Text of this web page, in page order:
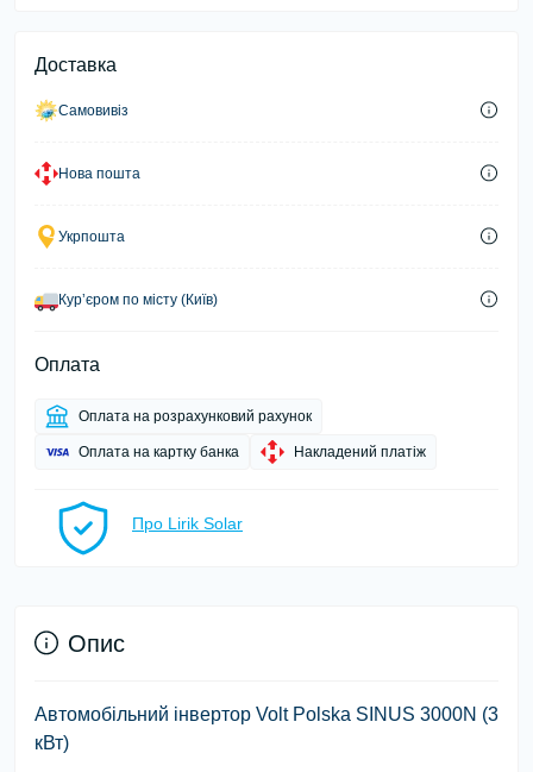
Доставка
Самовивіз
Нова пошта
Укрпошта
Курʼєром по місту (Київ)
Оплата
Оплата на розрахунковий рахунок
Оплата на картку банка Накладений платіж
Про Lirik Solar
Опис
Автомобільний інвертор Volt Polska SINUS 3000N (3
кВт)